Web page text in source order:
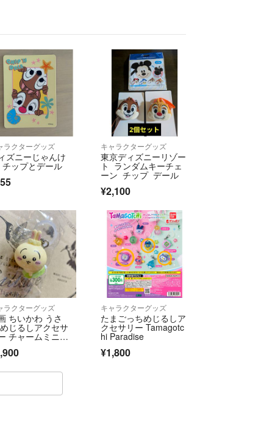
コメントより、ご連絡ください。
(匿名・追跡)に拘りがある方
方
交渉したい方
ントの返信や発送にお時間を頂くこともございま
る事もございますので、ご了承ください。
っております。
)の郵送事故・未着などのトラブルは責任を負いか
場合の商品代金はご負担ください。
料金で補償ありの配送をオススメいたします。
人形など)は、圧縮させて頂きまふ。
いて気になる方は、予めコメントにてご確認くださ
しております通り、発送に7日ほどお時間頂いて
なりますので、ご了承ください。
返事にお時間を頂いております。
ラクターグッズ
ズニーじゃんけ
ップとデール
キャラクターグッズ
東京ディズニーリゾー
ト ランダムキーチェ
ーン チップ デール
¥2,100
ラクターグッズ
ちいかわ うさ
じるしアクセサ
チャームミニフ
ュア めじるしチ
ム
キャラクターグッズ
たまごっちめじるしア
クセサリー Tamagotc
hi Paradise
¥1,800